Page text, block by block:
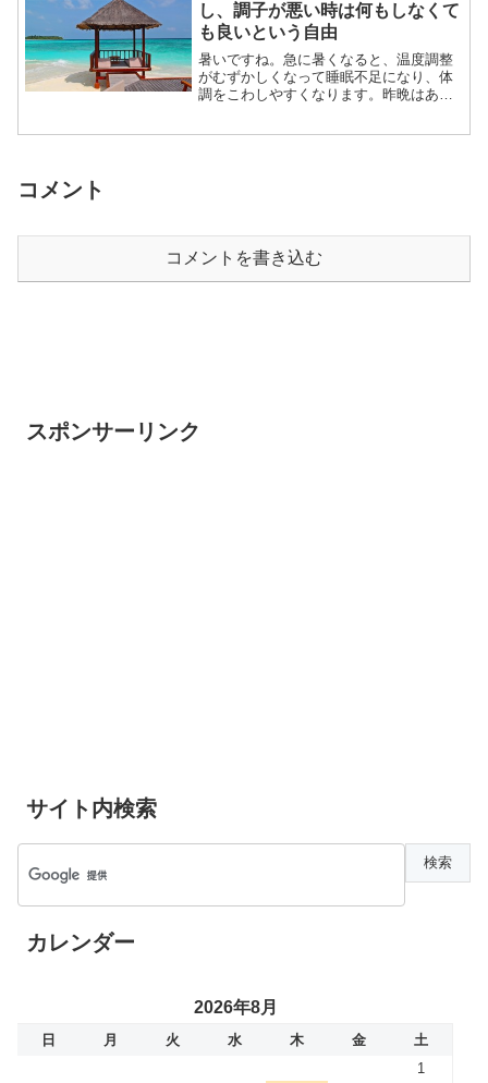
し、調子が悪い時は何もしなくて
も良いという自由
暑いですね。急に暑くなると、温度調整
がむずかしくなって睡眠不足になり、体
調をこわしやすくなります。昨晩はあま
コメント
コメントを書き込む
スポンサーリンク
サイト内検索
カレンダー
2026年8月
日 月 火 水 木 金
土
1